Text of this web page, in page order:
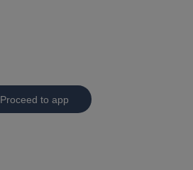
Proceed to app